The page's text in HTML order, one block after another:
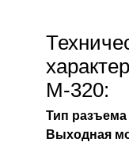
M-320:
Тип разъема
Выходная